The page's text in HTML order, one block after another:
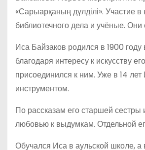
«Сарыарқаның дүлділі». Участие
библиотечного дела и учёные.
Иса Байзаков родился в 1900
благодаря интересу к искусству
присоединился к ним. Уже в 14
инструментом.
По рассказам его старшей сестры
любовью к выдумкам. Отдельной
Обучался Иса в аульской школе, а